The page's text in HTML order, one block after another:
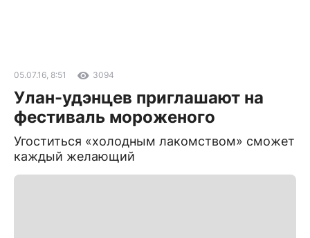
05.07.16, 8:51 3094
Улан-удэнцев приглашают на
фестиваль мороженого
Угоститься «холодным лакомством» сможет
каждый желающий